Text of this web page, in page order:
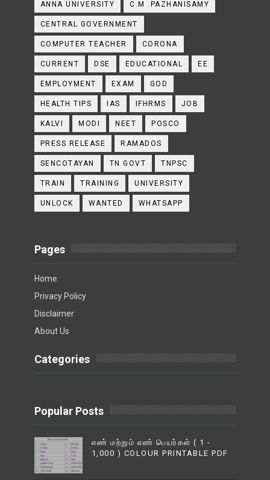
ANNA UNIVERSITY C.M .PAZHANISAMY
CENTRAL GOVERNMENT
COMPUTER TEACHER CORONA
CURRENT DSE EDUCATIONAL EE
EMPLOYMENT EXAM GOD
HEALTH TIPS IAS IFHRMS JOB
KALVI MODI NEET POSCO
PRESS RELEASE RAMADOS
SENCOTAYAN TN GOVT TNPSC
TRAIN TRAINING UNIVERSITY
UNLOCK WANTED WHATSAPP
Pages
Home
Privacy Policy
Disclaimer
About Us
Categories
Popular Posts
எண் மற்றும் எண் பெயர்கள் ( 1 -
1,000 ) COLOUR PRINTABLE PDF